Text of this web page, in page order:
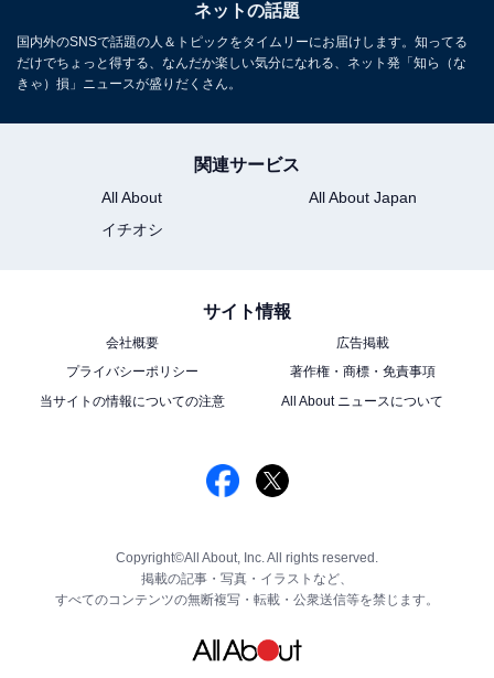
ネットの話題
国内外のSNSで話題の人＆トピックをタイムリーにお届けします。知ってる
だけでちょっと得する、なんだか楽しい気分になれる、ネット発「知ら（な
きゃ）損」ニュースが盛りだくさん。
関連サービス
All About
All About Japan
イチオシ
サイト情報
会社概要
広告掲載
プライバシーポリシー
著作権・商標・免責事項
当サイトの情報についての注意
All About ニュースについて
Copyright©All About, Inc. All rights reserved.
掲載の記事・写真・イラストなど、
すべてのコンテンツの無断複写・転載・公衆送信等を禁じます。